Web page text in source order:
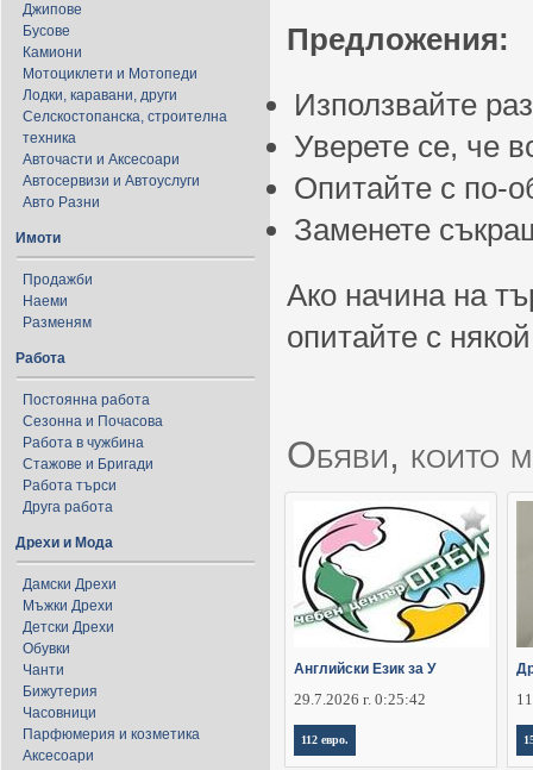
Джипове
Бусове
Камиони
Мотоциклети и Мотопеди
Лодки, каравани, други
Селскостопанска, строителна
техника
Авточасти и Аксесоари
Автосервизи и Автоуслуги
Авто Разни
Имоти
Продажби
Наеми
Разменям
Работа
Постоянна работа
Сезонна и Почасова
Работа в чужбина
Стажове и Бригади
Работа търси
Друга работа
Дрехи и Мода
Дамски Дрехи
Мъжки Дрехи
Детски Дрехи
Обувки
Чанти
Бижутерия
Часовници
Парфюмерия и козметика
Аксесоари
Предложения:
Използвайте
Уверете се, че
Опитайте с по-
Заменете
Ако начина на
опитайте с
Обяви, които
Английски Език за У
29.7.2026 г. 0:25:42
112 евро.